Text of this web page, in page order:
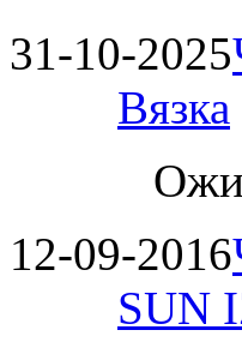
31-10-2025
Вязка
12-09-2016
SUN